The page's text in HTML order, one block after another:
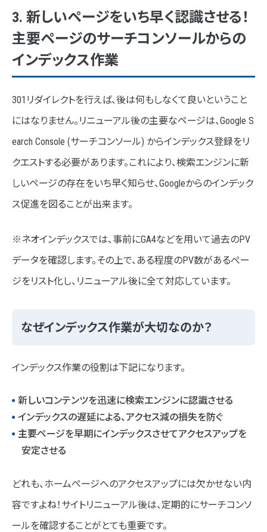
3. 新しいページをいち早く認識させる！
主要ページのサーチコンソールからの
インデックス作業
301リダイレクトを行えば、後は何もしなくて良いということ
にはなりません。リニューアル後の主要なページは、Google S
earch Console (サーチコンソール) からインデックス登録をリ
クエストする必要があります。これにより、検索エンジンに新
しいページの存在をいち早く知らせ、Googleからのインデック
ス促進を図ることが出来ます。
※ネオインデックスでは、事前にGA4などを用いて過去のPV
データを確認します。その上で、ある程度のPV数があるぺー
ジをリスト化し、リニューアル後に全て対応しています。
なぜインデックス作業が大切なのか？
インデックス作業の役割は下記になります。
新しいコンテンツを迅速に検索エンジンに認識させる
インデックスの遅延による、アクセス減の損失を防ぐ
主要ページを早期にインデックスさせてアクセスアップを
安定させる
どれも、ホームページへのアクセスアップには欠かせない内
容ですよね！サイトリニューアル後は、定期的にサーチコンソ
ールを確認することがとても重要です。